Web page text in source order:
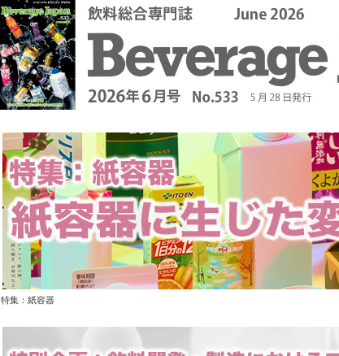
特集：紙容器